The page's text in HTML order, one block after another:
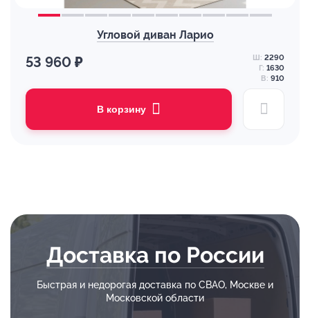
Угловой диван Ларио
53 960 ₽ Ш: 2290
Г: 1630
В: 910
В корзину
Доставка по России
Быстрая и недорогая доставка по СВАО, Москве и
Московской области